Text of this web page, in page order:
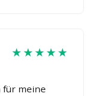
★★★★★
meine